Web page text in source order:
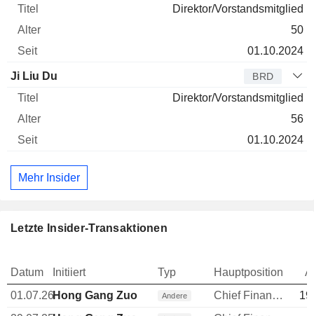
Direktor/Vorstandsmitglied
50
01.10.2024
Ji Liu Du BRD
Direktor/Vorstandsmitglied
56
01.10.2024
Mehr Insider
Letzte Insider-Transaktionen
Datum Initiiert Typ Hauptposition
01.07.26Hong Gang Zuo Andere Chief Financial Officer (CFO)